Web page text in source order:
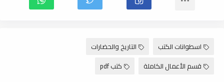
اسطوانات الكتب
التاريخ والحضارات
قسم الأعمال الكاملة
كتب pdf